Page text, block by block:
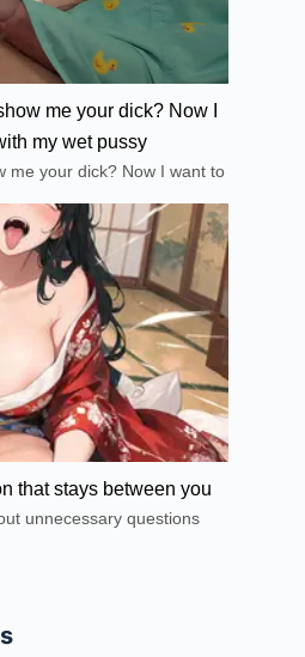
me your dick? Now I
my wet pussy
me your dick? Now I want to
that stays between you
unnecessary questions